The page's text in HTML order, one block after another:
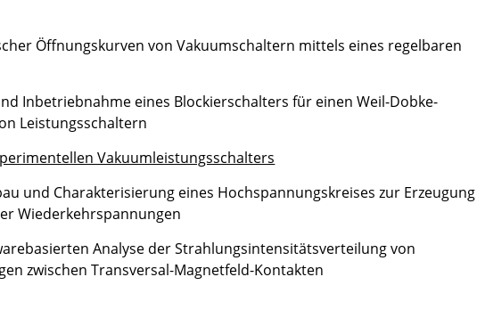
Öffnungskurven von Vakuumschaltern mittels eines regelbaren
Inbetriebnahme eines Blockierschalters für einen Weil-Dobke-
Leistungsschaltern
Vakuumleistungsschalters
und Charakterisierung eines Hochspannungskreises zur Erzeugung
Wiederkehrspannungen
Analyse der Strahlungsintensitätsverteilung von
zwischen Transversal-Magnetfeld-Kontakten